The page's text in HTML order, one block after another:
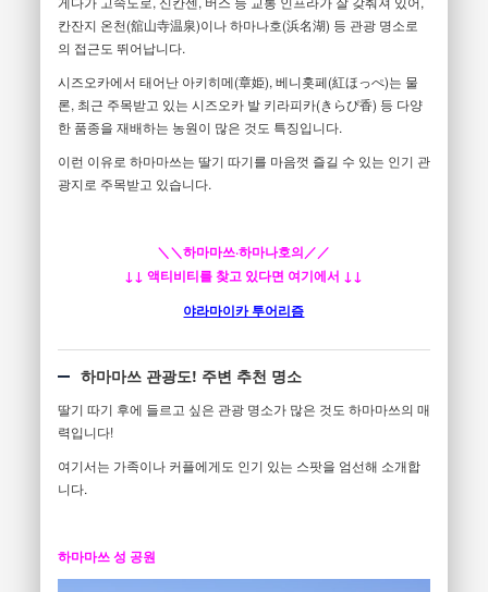
칸잔지 온천(舘山寺温泉)이나 하마나호(浜名湖) 등 관광 명소로
의 접근도 뛰어납니다.
시즈오카에서 태어난 아키히메(章姫), 베니홋페(紅ほっぺ)는 물
론, 최근 주목받고 있는 시즈오카 발 키라피카(きらぴ香) 등 다양
한 품종을 재배하는 농원이 많은 것도 특징입니다.
이런 이유로 하마마쓰는 딸기 따기를 마음껏 즐길 수 있는 인기 관
광지로 주목받고 있습니다.
＼＼하마마쓰·하마나호의／／
↓↓ 액티비티를 찾고 있다면 여기에서 ↓↓
야라마이카 투어리즘
하마마쓰 관광도! 주변 추천 명소
딸기 따기 후에 들르고 싶은 관광 명소가 많은 것도 하마마쓰의 매
력입니다!
여기서는 가족이나 커플에게도 인기 있는 스팟을 엄선해 소개합
니다.
하마마쓰 성 공원